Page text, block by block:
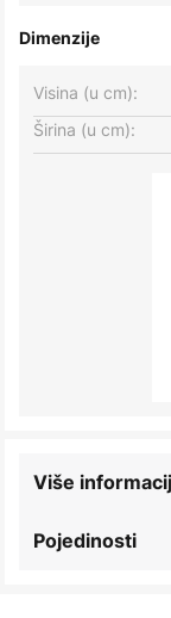
Dimenzije
Širina (u cm):
Visina (u cm):
Pojedinosti
Više